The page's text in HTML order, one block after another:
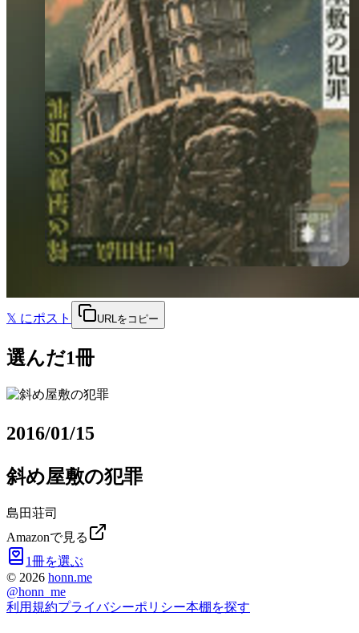
𝕏 にポスト URLをコピー
選んだ1冊
2016/01/15
斜め屋敷の犯罪
島田荘司
Amazonで見る
1冊を選ぶ
© 2026 honn.me
@honn_me
利用規約プライバシーポリシー本棚を探す